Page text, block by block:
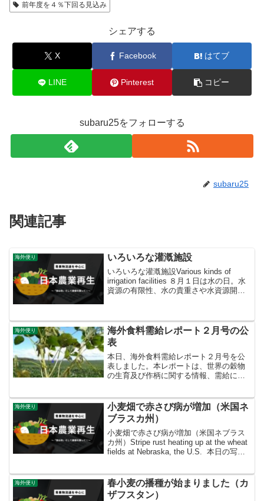
前年度を４％下回る見込み
シェアする
X Facebook はてブ
LINE Pinterest コピー
subaru25をフォローする
subaru25
関連記事
海外便り いろいろな灌漑施設
いろいろな灌漑施設Various kinds of
irrigation facilities ８月１日は水の日。水
資源の有限性、水の貴重さや水資源開発
界水の日は3月2...
海外便り
海外食料需給レポート２月号の公
表
本日、海外食料需給レポート２月号を公
表しました。本レポートは、世界の穀物
の生育及び作柄に関する情報、需給に関
分析、整理、編集したものです。
海外便り
小麦畑で赤さび病が増加（米国ネ
ブラスカ州）
小麦畑で赤さび病が増加（米国ネブラス
カ州）Stripe rust heating up at the wheat
fields at Nebraska, the U.S. 本日の写真
海外便り
春小麦の播種が始まりました（カ
ザフスタン）